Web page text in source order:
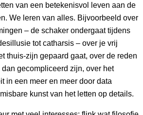
van een betekenisvol leven aan de
We leren van alles. Bijvoorbeeld over
– de schaker ondergaat tijdens
tot catharsis – over je vrij
thuis-zijn gepaard gaat, over de reden
gecompliceerd zijn, over het
in een meer en meer door data
kunst van het letten op details.